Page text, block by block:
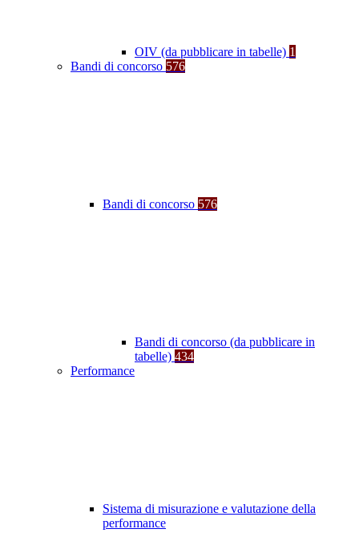
OIV (da pubblicare in tabelle) 1
Bandi di concorso 576
Bandi di concorso 576
Bandi di concorso (da pubblicare in
tabelle) 434
Performance
Sistema di misurazione e valutazione della
performance